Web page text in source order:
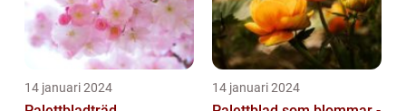
14 januari 2024 14 januari 2024